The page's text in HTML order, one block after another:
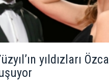
yıldızları